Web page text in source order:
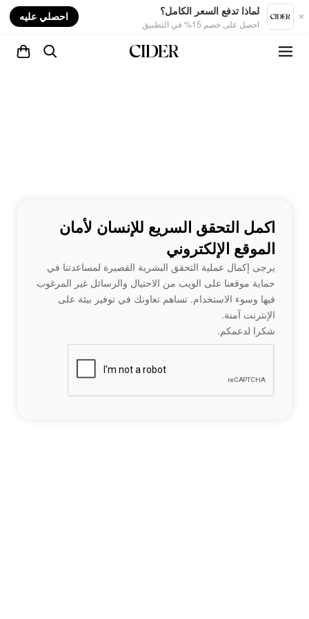
لماذا تدفع السعر الكامل؟
احصل على خصم 15% في التطبيق
احصلي عليه
اكمل التحقق السريع للإنسان لأمان
الموقع الإلكتروني
يرجى إكمال عملية التحقق البشرية القصيرة لمساعدتنا في
حماية موقعنا على الويب من الاحتيال والرسائل غير المرغوب
فيها وسوء الاستخدام. تساهم تعاونك في توفير بيئة على
الإنترنت آمنة.
شكرا لدعمكم.